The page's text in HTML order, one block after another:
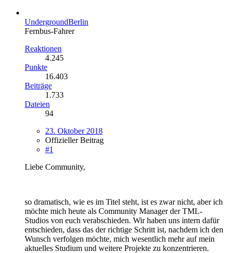
UndergroundBerlin
Fernbus-Fahrer
Reaktionen
4.245
Punkte
16.403
Beiträge
1.733
Dateien
94
23. Oktober 2018
Offizieller Beitrag
#1
Liebe Community,
so dramatisch, wie es im Titel steht, ist es zwar nicht, aber ich
möchte mich heute als Community Manager der TML-
Studios von euch verabschieden. Wir haben uns intern dafür
entschieden, dass das der richtige Schritt ist, nachdem ich den
Wunsch verfolgen möchte, mich wesentlich mehr auf mein
aktuelles Studium und weitere Projekte zu konzentrieren.